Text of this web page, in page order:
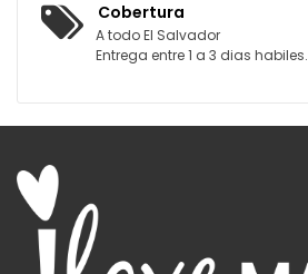
Cobertura
A todo El Salvador
Entrega entre 1 a 3 dias habiles.